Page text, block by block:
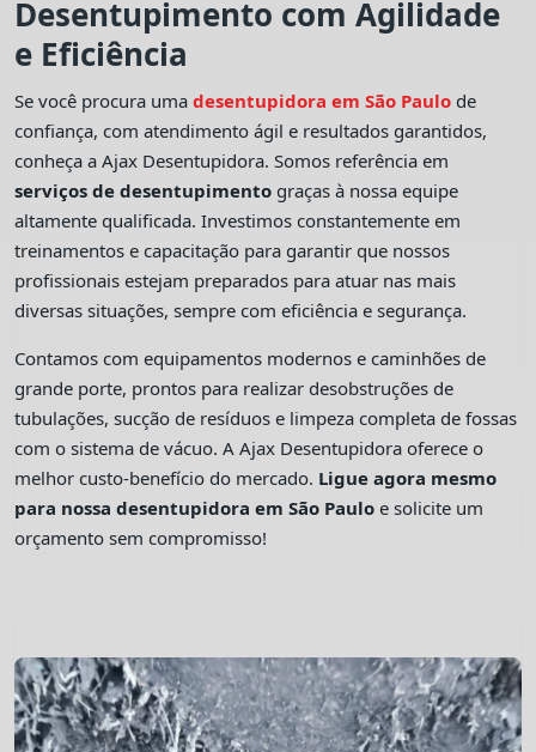
Desentupimento com Agilidade
e Eficiência
Se você procura umadesentupidora em São Paulo de
confiança, com atendimento ágil e resultados garantidos,
conheça a Ajax Desentupidora. Somos referência em
serviços de desentupimento graças à nossa equipe
altamente qualificada. Investimos constantemente em
treinamentos e capacitação para garantir que nossos
profissionais estejam preparados para atuar nas mais
diversas situações, sempre com eficiência e segurança.
Contamos com equipamentos modernos e caminhões de
grande porte, prontos para realizar desobstruções de
tubulações, sucção de resíduos e limpeza completa de fossas
com o sistema de vácuo. A Ajax Desentupidora oferece o
melhor custo-benefício do mercado. Ligue agora mesmo
para nossa desentupidora em São Paulo e solicite um
orçamento sem compromisso!